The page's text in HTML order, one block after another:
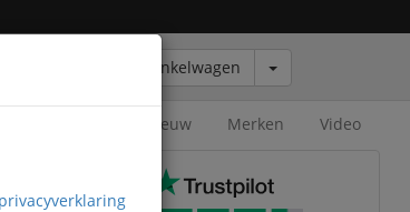
Winkelwagen
Nieuw Merken Video
privacyverklaring